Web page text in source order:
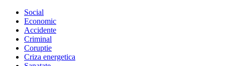
Social
Economic
Accidente
Criminal
Coruptie
Criza energetica